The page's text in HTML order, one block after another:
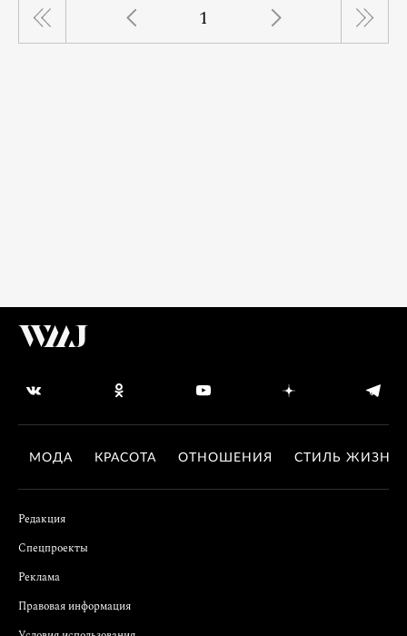
1
МОДА КРАСОТА ОТНОШЕНИЯ СТИЛЬ ЖИЗНИ
Редакция
Спецпроекты
Реклама
Правовая информация